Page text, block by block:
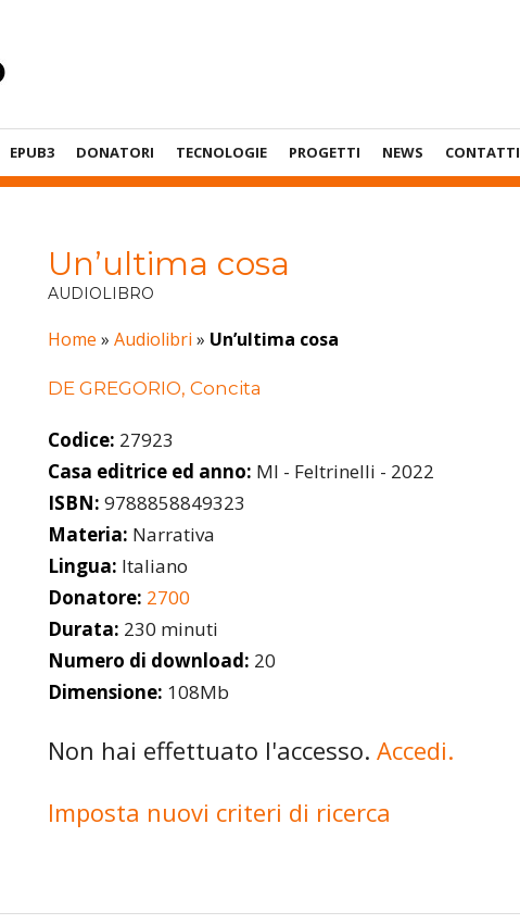
EPUB3 DONATORI TECNOLOGIE PROGETTI NEWS CONTATTI
Un’ultima cosa
AUDIOLIBRO
Home » Audiolibri » Un’ultima cosa
DE GREGORIO, Concita
Codice: 27923
Casa editrice ed anno: MI - Feltrinelli - 2022
ISBN: 9788858849323
Materia: Narrativa
Lingua: Italiano
Donatore: 2700
Durata: 230 minuti
Numero di download: 20
Dimensione: 108Mb
Non hai effettuato l'accesso. Accedi.
Imposta nuovi criteri di ricerca